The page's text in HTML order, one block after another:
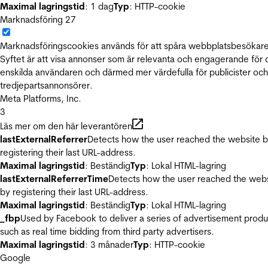
Maximal lagringstid: 1 dagTyp: HTTP-cookie
Marknadsföring 27
Marknadsföringscookies används för att spåra
Syftet är att visa annonser som är relevanta och engagerande för
enskilda användaren och därmed mer värdefulla för publicister och
tredjepartsannonsörer.
Meta Platforms, Inc.
3
Läs mer om den här leverantören
lastExternalReferrerDetects how the user reached the website
registering their last URL-address.
Maximal lagringstid: BeständigTyp: Lokal HTML-lagring
lastExternalReferrerTimeDetects how the user reached the
by registering their last URL-address.
Maximal lagringstid: BeständigTyp: Lokal HTML-lagring
_fbpUsed by Facebook to deliver a series of advertisement
such as real time bidding from third party advertisers.
Maximal lagringstid: 3 månaderTyp: HTTP-cookie
Google